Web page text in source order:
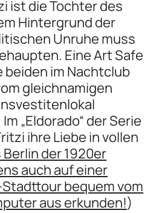
ist die Tochter des
Hintergrund der
Unruhe muss
Eine Art Safe
beiden im Nachtclub
gleichnamigen
„Eldorado“ der Serie
ihre Liebe in vollen
Berlin der 1920er
auch auf einer
bequem vom
aus erkunden!)